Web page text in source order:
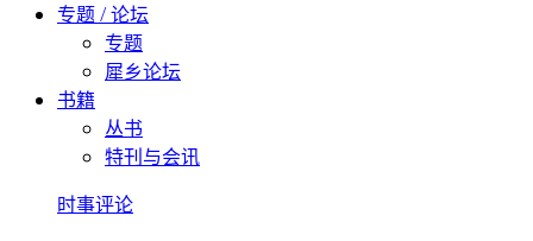
专题 / 论坛
专题
犀乡论坛
书籍
丛书
特刊与会讯
时事评论